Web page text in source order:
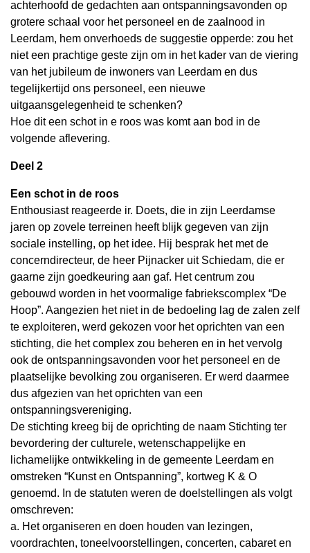
achterhoofd de gedachten aan ontspanningsavonden op
grotere schaal voor het personeel en de zaalnood in
Leerdam, hem onverhoeds de suggestie opperde: zou het
niet een prachtige geste zijn om in het kader van de viering
van het jubileum de inwoners van Leerdam en dus
tegelijkertijd ons personeel, een nieuwe
uitgaansgelegenheid te schenken?
Hoe dit een schot in e roos was komt aan bod in de
volgende aflevering.
Deel 2
Een schot in de roos
Enthousiast reageerde ir. Doets, die in zijn Leerdamse
jaren op zovele terreinen heeft blijk gegeven van zijn
sociale instelling, op het idee. Hij besprak het met de
concerndirecteur, de heer Pijnacker uit Schiedam, die er
gaarne zijn goedkeuring aan gaf. Het centrum zou
gebouwd worden in het voormalige fabriekscomplex “De
Hoop”. Aangezien het niet in de bedoeling lag de zalen zelf
te exploiteren, werd gekozen voor het oprichten van een
stichting, die het complex zou beheren en in het vervolg
ook de ontspanningsavonden voor het personeel en de
plaatselijke bevolking zou organiseren. Er werd daarmee
dus afgezien van het oprichten van een
ontspanningsvereniging.
De stichting kreeg bij de oprichting de naam Stichting ter
bevordering der culturele, wetenschappelijke en
lichamelijke ontwikkeling in de gemeente Leerdam en
omstreken “Kunst en Ontspanning”, kortweg K & O
genoemd. In de statuten weren de doelstellingen als volgt
omschreven:
a. Het organiseren en doen houden van lezingen,
voordrachten, toneelvoorstellingen, concerten, cabaret en